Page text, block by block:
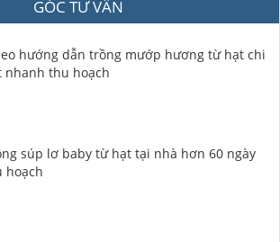
GÓC TƯ VẤN
hướng dẫn trồng mướp hương từ hạt chi
nhanh thu hoạch
súp lơ baby từ hạt tại nhà hơn 60 ngày
hoạch